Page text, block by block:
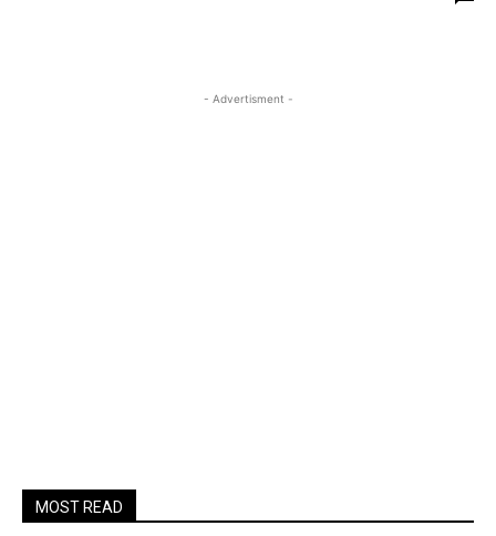
- Advertisment -
MOST READ